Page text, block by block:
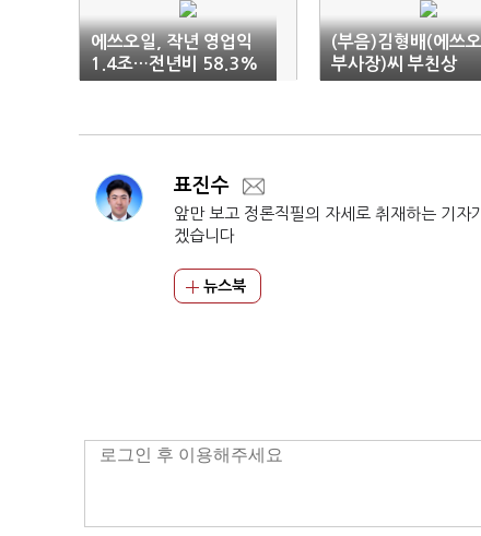
에쓰오일, 작년 영업익
1.4조…전년비 58.3%
↓
(부음)김형배(에쓰
부사장)씨 부친상
표진수
앞만 보고 정론직필의 자세로 취재하는 기자
겠습니다
뉴스북